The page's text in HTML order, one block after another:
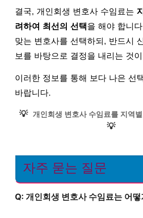
결국, 개인회생 변호사 수임료는
려하여 최선의 선택을 해야 합니
맞는 변호사를 선택하되, 반드시
보를 바탕으로 결정을 내리는 것
이러한 정보를 통해 보다 나은 선
바랍니다.
💡 개인회생 변호사 수임료를 지역
💡
자주 묻는 질문
Q: 개인회생 변호사 수임료는 어